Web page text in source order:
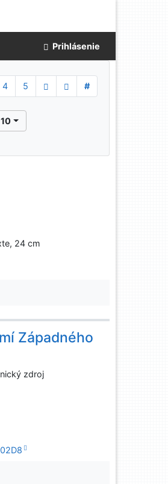
Prihlásenie
4 5
#
10
24 cm
Západného
zdroj